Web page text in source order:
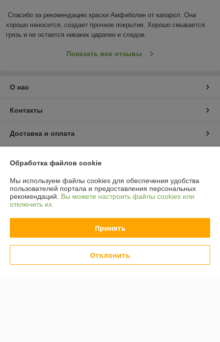
Спасибо за рекомендацию краски Амфиболин от капарол. Она
хорошо наносится, создает прочное покрытие. Хорошо смывается
грязь и не остается никаких царапин и следов.
Показать все отзывы
О нас
Контакты
Доставка и оплата
Полная версия сайта
Политика обработки cookies
Сайт создан на платформе Deal.by
Обработка файлов cookie
Мы используем файлы cookies для обеспечения удобства
пользователей портала и предоставления персональных
рекомендаций. Вы можете настроить файлы cookies или
отключить их.
Принять
Отклонить